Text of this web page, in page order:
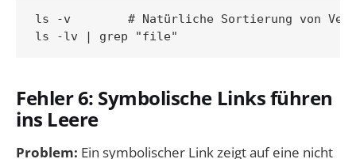
ls -v        # Natürliche Sortierung von
Fehler 6: Symbolische Links führen
ins Leere
Problem: Ein symbolischer Link zeigt auf eine nicht